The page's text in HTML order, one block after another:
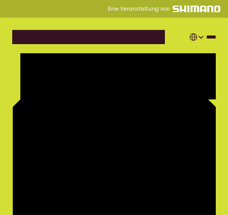
Select
Eine Veranstaltung von